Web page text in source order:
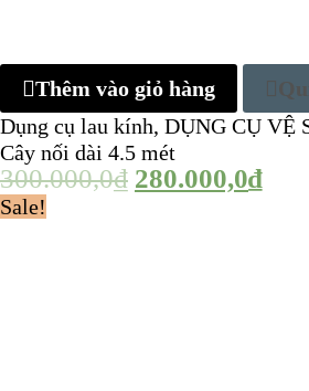
Thêm vào giỏ hàng
Dụng cụ lau kính, DỤNG CỤ VỆ
Cây nối dài 4.5 mét
300.000,0₫ 280.000,0₫
Sale!